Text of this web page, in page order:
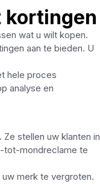
kortingen
wat u wilt kopen.
aan te bieden. U
hele proces
analyse en
stellen uw klanten in
tot-mondreclame te
merk te vergroten.